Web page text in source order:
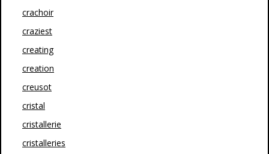
crachoir
craziest
creating
creation
creusot
cristal
cristallerie
cristalleries